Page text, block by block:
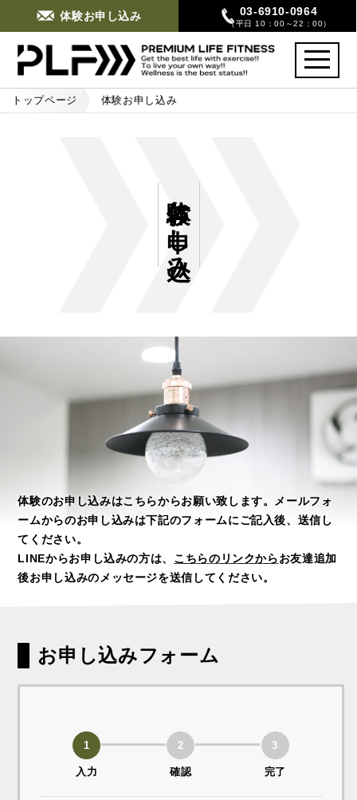
体験お申し込み 03-6910-0964
（平日 10：00～22：00）
toggle
トップページ 体験お申し込み
体験お申し込み
体験のお申し込みはこちらからお願い致します。メールフォ
ームからのお申し込みは下記のフォームにご記入後、送信し
てください。
LINEからお申し込みの方は、 こちらのリンクからお友達追加
後お申し込みのメッセージを送信してください。
お申し込みフォーム
1
入力
2
確認
3
完了